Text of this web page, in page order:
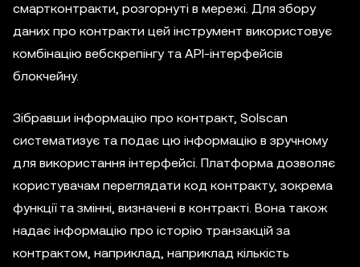
смартконтракти, розгорнуті в мережі. Для збору
даних про контракти цей інструмент використовує
комбінацію вебскрепінгу та API-інтерфейсів
блокчейну.
Зібравши інформацію про контракт, Solscan
систематизує та подає цю інформацію в зручному
для використання інтерфейсі. Платформа дозволяє
користувачам переглядати код контракту, зокрема
функції та змінні, визначені в контракті. Вона також
надає інформацію про історію транзакцій за
контрактом, наприклад, наприклад кількість